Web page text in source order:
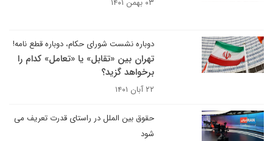
۰۳ بهمن ۱۴۰۱
دوباره نشست شورای حکام، دوباره قطع نامه!
تهران بین «تقابل» یا «تعامل» کدام را
برخواهد گزید؟
۲۲ آبان ۱۴۰۱
حقوق بین الملل در راستای قدرت تعریف می
شود